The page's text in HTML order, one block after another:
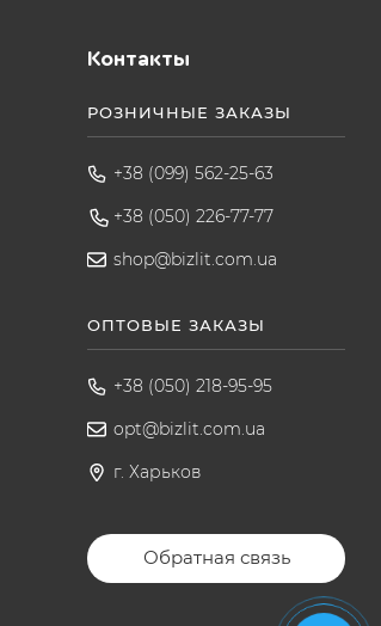
Контакты
РОЗНИЧНЫЕ ЗАКАЗЫ
+38 (099) 562-25-63
+38 (050) 226-77-77
shop@bizlit.com.ua
ОПТОВЫЕ ЗАКАЗЫ
+38 (050) 218-95-95
opt@bizlit.com.ua
г. Харьков
Обратная связь